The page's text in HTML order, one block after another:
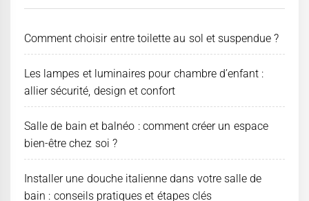
Comment choisir entre toilette au sol et suspendue ?
Les lampes et luminaires pour chambre d’enfant :
allier sécurité, design et confort
Salle de bain et balnéo : comment créer un espace
bien-être chez soi ?
Installer une douche italienne dans votre salle de
bain : conseils pratiques et étapes clés